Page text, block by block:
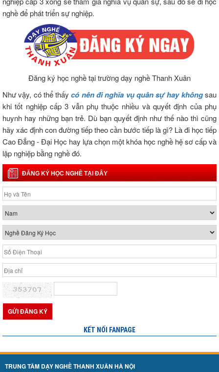
nghề để phát triển sự nghiệp.
Đăng ký học nghề tại trường dạy nghề Thanh Xuân
Như vậy, có thể thấycó nên đi nghĩa vụ quân sự hay khôngsau
khi tốt nghiệp cấp 3 vẫn phụ thuộc nhiều và quyết định của phụ
huynh hay những bạn trẻ. Dù bạn quyết định như thế nào thì cũng
hãy xác định con đường tiếp theo cần bước tiếp là gì? Là đi học tiếp
Cao Đẳng - Đại Học hay lựa chọn một khóa học nghề hệ sơ cấp và
lập nghiệp bằng nghề đó.
ĐĂNG KÝ HỌC NGHỀ TẠI ĐÂY
KẾT NỐI FANPAGE
TRUNG TÂM DẠY NGHỀ THANH XUÂN HÀ NỘI